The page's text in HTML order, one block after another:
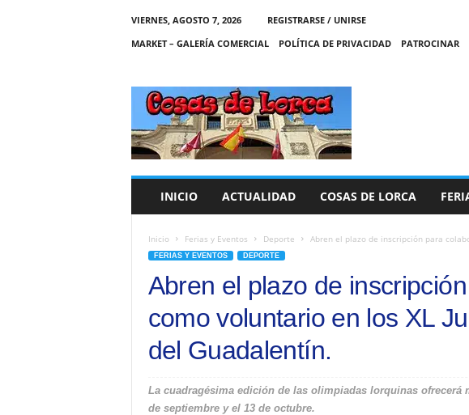
VIERNES, AGOSTO 7, 2026
REGISTRARSE / UNIRSE
MARKET – GALERÍA COMERCIAL
POLÍTICA DE PRIVACIDAD PATROCINAR
C
A
S
INICIO ACTUALIDAD COSAS DE LORCA
Inicio Ferias y Eventos Deporte Abren el plazo de inscripción para
FERIAS Y EVENTOS DEPORTE
Abren el plazo de
como voluntario en los XL
del Guadalentín.
La cuadragésima edición de las olimpiadas lorquinas ofrecerá
de septiembre y el 13 de octubre.